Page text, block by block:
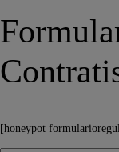
[honeypot